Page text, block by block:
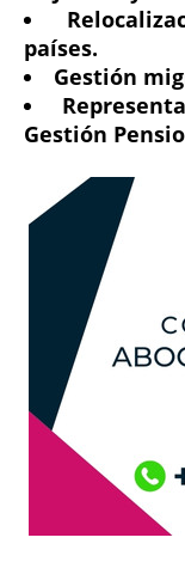
países.
Gestión
Gestión